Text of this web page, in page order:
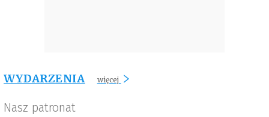
WYDARZENIA więcej
Nasz patronat